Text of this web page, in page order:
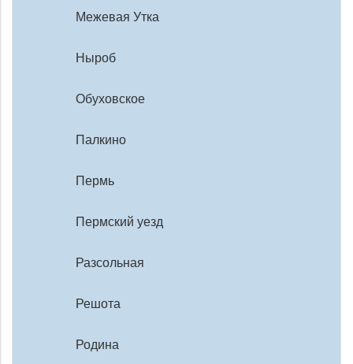
Межевая Утка
Ныроб
Обуховское
Палкино
Пермь
Пермский уезд
Разсольная
Решота
Родина